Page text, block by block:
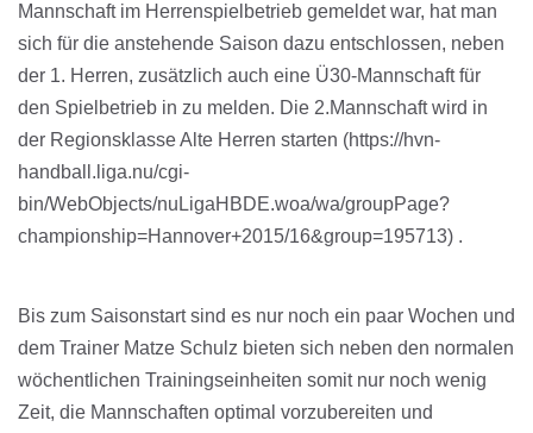
Mannschaft im Herrenspielbetrieb gemeldet war, hat man
sich für die anstehende Saison dazu entschlossen, neben
der 1. Herren, zusätzlich auch eine Ü30-Mannschaft für
den Spielbetrieb in zu melden. Die 2.Mannschaft wird in
der Regionsklasse Alte Herren starten (https://hvn-
handball.liga.nu/cgi-
bin/WebObjects/nuLigaHBDE.woa/wa/groupPage?
championship=Hannover+2015/16&group=195713) .
Bis zum Saisonstart sind es nur noch ein paar Wochen und
dem Trainer Matze Schulz bieten sich neben den normalen
wöchentlichen Trainingseinheiten somit nur noch wenig
Zeit, die Mannschaften optimal vorzubereiten und